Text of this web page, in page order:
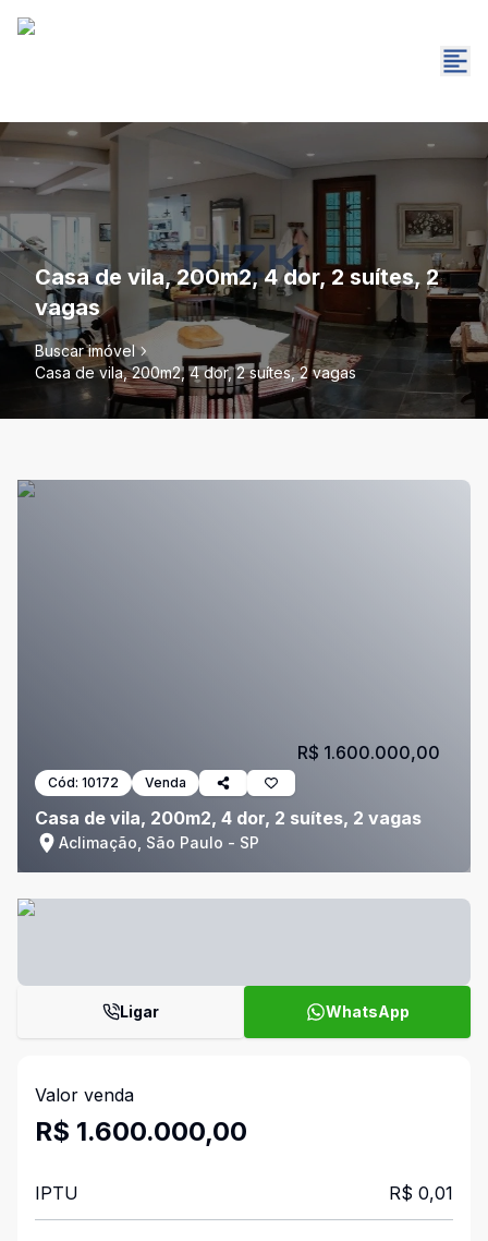
Casa de vila, 200m2, 4 dor, 2 suítes, 2
vagas
Buscar imóvel
Casa de vila, 200m2, 4 dor, 2 suítes, 2 vagas
Cód: 10172 Venda
Casa de vila, 200m2, 4 dor, 2 suítes, 2 vagas
Aclimação, São Paulo - SP
R$ 1.600.000,00
Ligar WhatsApp
Valor venda
R$ 1.600.000,00
IPTU R$ 0,01